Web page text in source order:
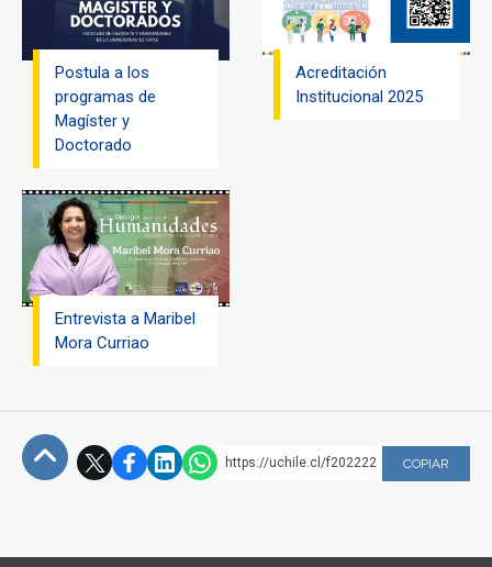
Postula a los
programas de
Magíster y
Doctorado
Acreditación
Institucional 2025
Entrevista a Maribel
Mora Curriao
https://uchile.cl/f202222 COPIAR